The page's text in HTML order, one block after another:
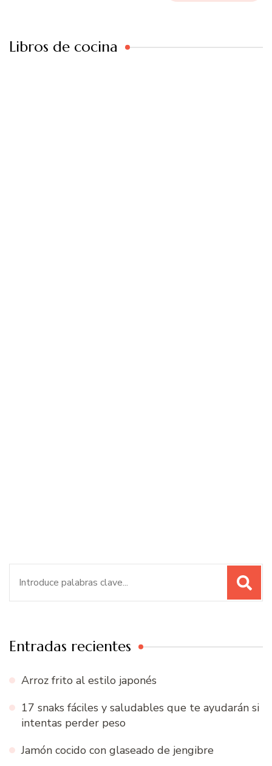
Libros de cocina
Entradas recientes
Arroz frito al estilo japonés
17 snaks fáciles y saludables que te ayudarán si
intentas perder peso
Jamón cocido con glaseado de jengibre